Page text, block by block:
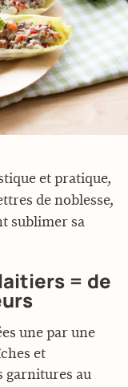
et pratique,
de noblesse,
sublimer sa
= de
une par une
et
garnitures au